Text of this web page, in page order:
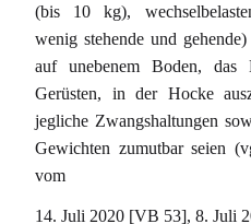
(bis 10 kg),
wenig stehende und
auf unebenem Boden, das
Gerüsten, in der Hocke
jegliche Zwangshaltungen
Gewichten zumutbar seien
vom
14. Juli 2020 [VB 53], 8. Juli